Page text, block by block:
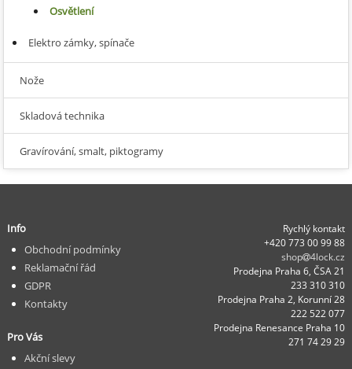
Osvětlení
Elektro zámky, spínače
Nože
Skladová technika
Gravírování, smalt, piktogramy
Rychlý kontakt
+420 773 00 99 88
shop
4lock.cz
Prodejna Praha 6, ČSA 21
233 310 310
Prodejna Praha 2, Korunní 28
222 522 077
Prodejna Renesance Praha 10
271 74 29 29
Info
Obchodní podmínky
Reklamační řád
GDPR
Kontakty
Pro Vás
Akční slevy